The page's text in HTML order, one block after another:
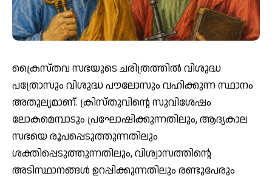
ക്രൈസ്തവ സഭയുടെ ചരിത്രത്തില്‍ വിശുദ്ധ
പത്രോസും വിശുദ്ധ പൗലോസും വഹിക്കുന്ന സ്ഥാനം
അതുല്യമാണ്. ക്രിസ്തുവിന്റെ സുവിശേഷം
ലോകമെമ്പാടും പ്രഘോഷിക്കുന്നതിലും, ആദ്യകാല
സഭയെ രൂപപ്പെടുത്തുന്നതിലും
ശക്തിപ്പെടുത്തുന്നതിലും, വിശ്വാസത്തിന്റെ
അടിസ്ഥാനങ്ങള്‍ ഉറപ്പിക്കുന്നതിലും രണ്ടുപേരും